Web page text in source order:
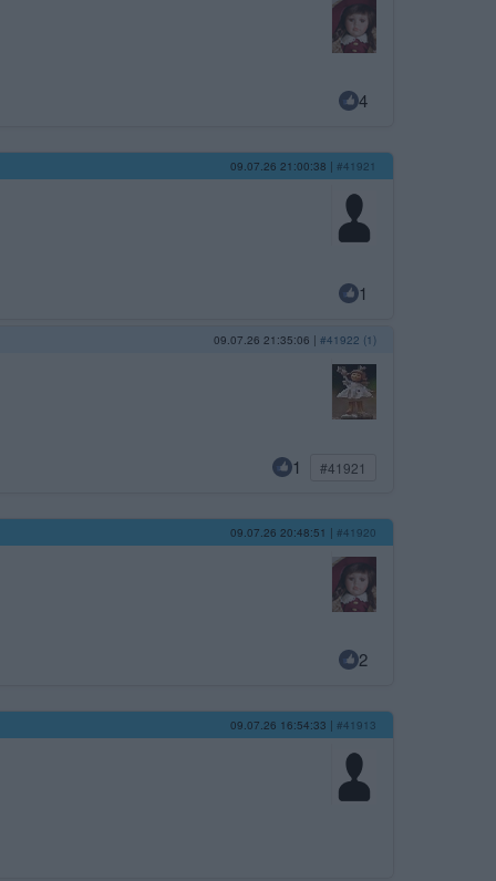
4
09.07.26 21:00:38 | #41921
1
09.07.26 21:35:06 | #41922 (1)
1 #41921
09.07.26 20:48:51 | #41920
2
09.07.26 16:54:33 | #41913